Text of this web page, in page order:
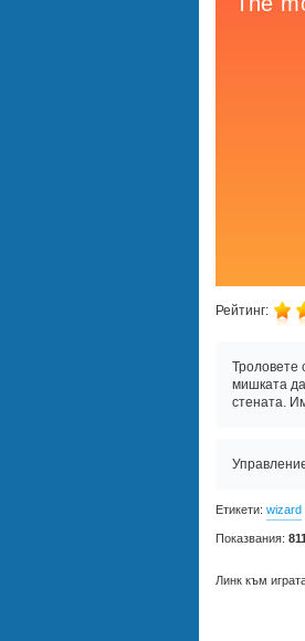
Рейтинг:
Троловете
мишката да
стената.
Етикети: wizard
Показвания:
Линк към